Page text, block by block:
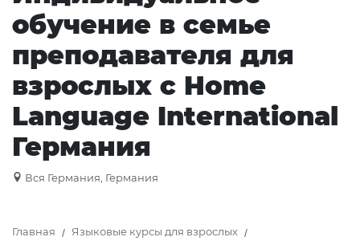
обучение в семье
преподавателя для
взрослых с Home
Language International
Германия
Вся Германия, Германия
Главная
Языковые курсы для взрослых